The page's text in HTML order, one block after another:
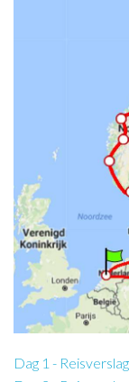
Dag 1 -